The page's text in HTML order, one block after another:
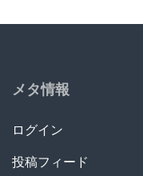
メタ情報
ログイン
投稿フィード